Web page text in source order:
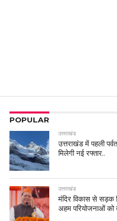
POPULAR
उत्तराखंड
उत्तराखंड में पहली
मिलेगी नई रफ्तार..
उत्तराखंड
मंदिर विकास से सड़क
अहम परियोजनाओं को